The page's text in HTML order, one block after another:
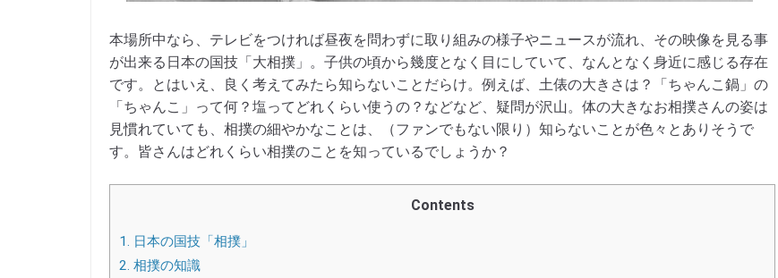
本場所中なら、テレビをつければ昼夜を問わずに取り組みの様子やニュースが流れ、その映像を見る事
が出来る日本の国技「大相撲」。子供の頃から幾度となく目にしていて、なんとなく身近に感じる存在
です。とはいえ、良く考えてみたら知らないことだらけ。例えば、土俵の大きさは？「ちゃんこ鍋」の
「ちゃんこ」って何？塩ってどれくらい使うの？などなど、疑問が沢山。体の大きなお相撲さんの姿は
見慣れていても、相撲の細やかなことは、（ファンでもない限り）知らないことが色々とありそうで
す。皆さんはどれくらい相撲のことを知っているでしょうか？
Contents
1. 日本の国技「相撲」
2. 相撲の知識